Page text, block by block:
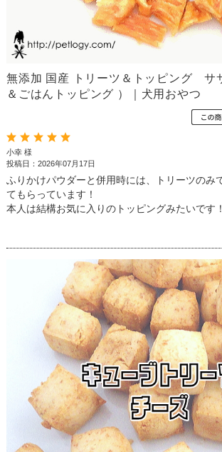
無添加 国産 トリーツ＆トッピング サ
＆ごはんトッピング ）｜犬用おやつ
小幸 様
投稿日：2026年07月17日
ふりかけパウダーと併用時には、トリーツのみ
てもらっています！
本人は結構お気に入りのトッピングみたいです！